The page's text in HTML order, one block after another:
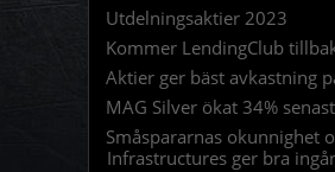
Utdelningsaktier 2023
Kommer LendingClub
Aktier ger bäst avkastning
MAG Silver ökat 34%
Småspararnas okunnighet
Infrastructures ger bra